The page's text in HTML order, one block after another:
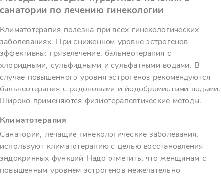
санатории по лечению гинекологии
Климатотерапия полезна при всех гинекологических
заболеваниях. При сниженном уровне эстрогенов
эффективны: грязелечение, бальнеотерапия с
хлоридными, сульфидными и сульфатными водами. В
случае повышенного уровня эстрогенов рекомендуются
бальнеотерапия с родоновыми и йодобромистыми водами.
Широко применяются физиотерапевтические методы.
Климатотерапия
Санатории, лечащие гинекологические заболевания,
используют климатотерапию с целью восстановления
эндокринных функций Надо отметить, что женщинам с
повышенным уровнем эстрогенов нежелательно